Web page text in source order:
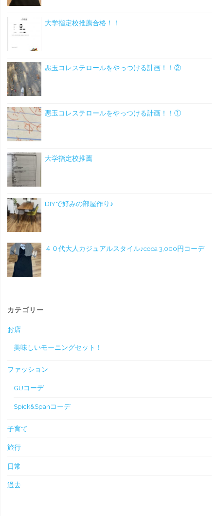
大学指定校推薦合格！！
悪玉コレステロールをやっつける計画！！②
悪玉コレステロールをやっつける計画！！①
大学指定校推薦
DIYで好みの部屋作り♪
４０代大人カジュアルスタイル♪coca 3,000円コーデ
カテゴリー
お店
美味しいモーニングセット！
ファッション
GUコーデ
Spick&Spanコーデ
子育て
旅行
日常
過去